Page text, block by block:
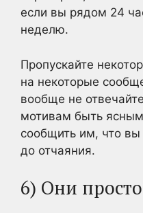
если вы рядом 24
неделю.
Пропускайте
на некоторые
вообще не
мотивам быть
сообщить им, что вы
до отчаяния.
6) Они